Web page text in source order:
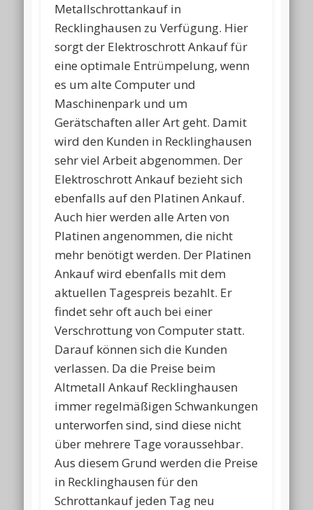
Metallschrottankauf in
Recklinghausen zu Verfügung. Hier
sorgt der Elektroschrott Ankauf für
eine optimale Entrümpelung, wenn
es um alte Computer und
Maschinenpark und um
Gerätschaften aller Art geht. Damit
wird den Kunden in Recklinghausen
sehr viel Arbeit abgenommen. Der
Elektroschrott Ankauf bezieht sich
ebenfalls auf den Platinen Ankauf.
Auch hier werden alle Arten von
Platinen angenommen, die nicht
mehr benötigt werden. Der Platinen
Ankauf wird ebenfalls mit dem
aktuellen Tagespreis bezahlt. Er
findet sehr oft auch bei einer
Verschrottung von Computer statt.
Darauf können sich die Kunden
verlassen. Da die Preise beim
Altmetall Ankauf Recklinghausen
immer regelmäßigen Schwankungen
unterworfen sind, sind diese nicht
über mehrere Tage voraussehbar.
Aus diesem Grund werden die Preise
in Recklinghausen für den
Schrottankauf jeden Tag neu